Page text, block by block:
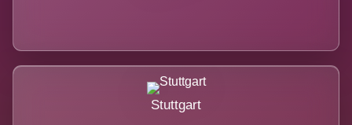
Stuttgart